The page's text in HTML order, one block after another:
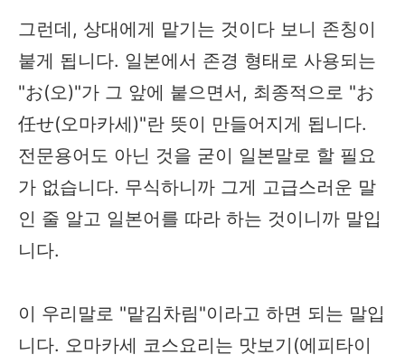
그런데, 상대에게 맡기는 것이다 보니 존칭이
붙게 됩니다. 일본에서 존경 형태로 사용되는
"お(오)"가 그 앞에 붙으면서, 최종적으로 "お
任せ(오마카세)"란 뜻이 만들어지게 됩니다.
전문용어도 아닌 것을 굳이 일본말로 할 필요
가 없습니다. 무식하니까 그게 고급스러운 말
인 줄 알고 일본어를 따라 하는 것이니까 말입
니다.
이 우리말로 "맡김차림"이라고 하면 되는 말입
니다. 오마카세 코스요리는 맛보기(에피타이